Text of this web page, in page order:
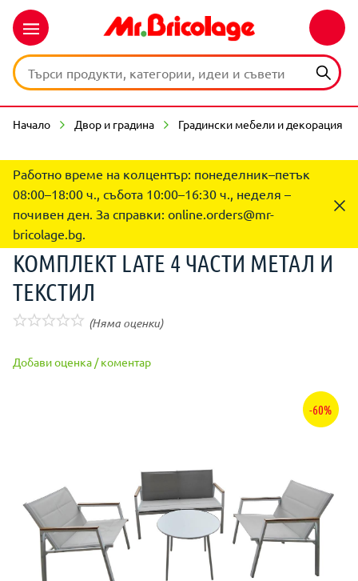
Начало Двор и градина Градински мебели и декорация
Работно време на колцентър: понеделник–петък
08:00–18:00 ч., събота 10:00–16:30 ч., неделя –
почивен ден. За справки: online.orders@mr-
bricolage.bg.
КОМПЛЕКТ LATE 4 ЧАСТИ МЕТАЛ И
ТЕКСТИЛ
(Няма оценки)
Добави оценка / коментар
-60%